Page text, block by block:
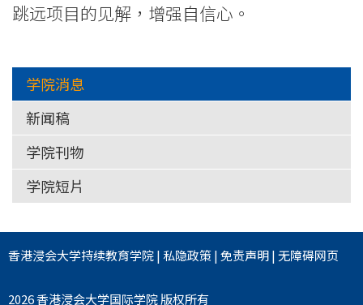
香
浸
会
大
学
跳远项目的见解，增强自信心。
学院消息
新闻稿
学院刊物
学院短片
香港浸会大学持续教育学院| 私隐政策|免责声明|无障碍网页
2026 香港浸会大学国际学院 版权所有